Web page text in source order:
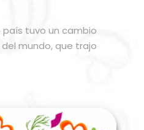
país tuvo un cambio
mundo, que trajo